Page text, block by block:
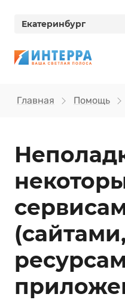
Екатеринбург
Главная Помощь